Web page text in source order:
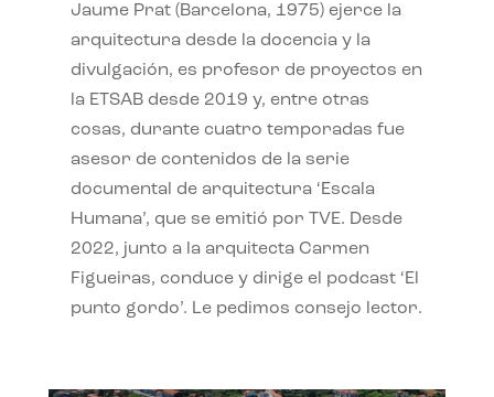
Jaume Prat (Barcelona, 1975) ejerce la
arquitectura desde la docencia y la
divulgación, es profesor de proyectos en
la ETSAB desde 2019 y, entre otras
cosas, durante cuatro temporadas fue
asesor de contenidos de la serie
documental de arquitectura ‘Escala
Humana’, que se emitió por TVE. Desde
2022, junto a la arquitecta Carmen
Figueiras, conduce y dirige el podcast ‘El
punto gordo’. Le pedimos consejo lector.